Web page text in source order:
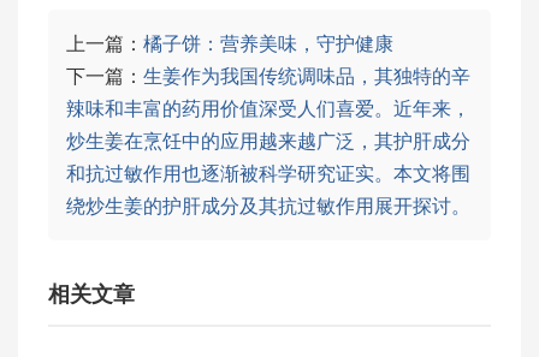
上一篇： 橘子饼：营养美味，守护健康
下一篇： 生姜作为我国传统调味品，其独特的辛
辣味和丰富的药用价值深受人们喜爱。近年来，
炒生姜在烹饪中的应用越来越广泛，其护肝成分
和抗过敏作用也逐渐被科学研究证实。本文将围
绕炒生姜的护肝成分及其抗过敏作用展开探讨。
相关文章